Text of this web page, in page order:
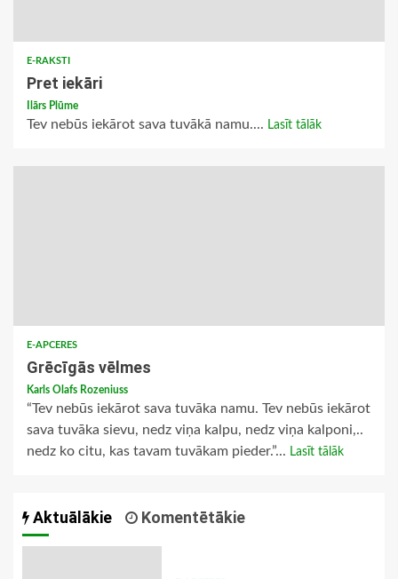
E-RAKSTI
Pret iekāri
Ilārs Plūme
Tev nebūs iekārot sava tuvākā namu.... Lasīt tālāk
E-APCERES
Grēcīgās vēlmes
Karls Olafs Rozeniuss
“Tev nebūs iekārot sava tuvāka namu. Tev nebūs iekārot
sava tuvāka sievu, nedz viņa kalpu, nedz viņa kalponi,..
nedz ko citu, kas tavam tuvākam pieder.”... Lasīt tālāk
Aktuālākie Komentētākie